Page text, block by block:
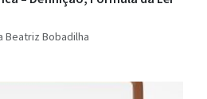
Beatriz Bobadilha